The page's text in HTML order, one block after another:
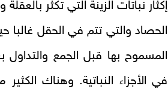
إكثار نباتات الزينة التي تكثر
الحصاد والتي تتم في الحقل غالبا
المسموح بها قبل الجمع
في الأجزاء النباتية. وهناك